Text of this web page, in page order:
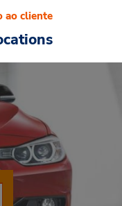
ao cliente